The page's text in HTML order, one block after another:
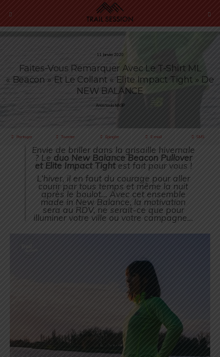
11 Janvier 2020
Faites-Vous Remarquer Avec Le T-Shirt ML
« Beacon » Et Le Collant « Elite Impact Tight » De
NEW BALANCE
Anastasiia MASIP
Partager Tweeter Épingler E-mail SMS
Envie de briller dans la grisaille hivernale
? Le duo New Balance Beacon Pullover
et Elite Impact Tightest fait pour vous !
L’hiver, il en faut du courage pour aller
courir par tous temps et même la nuit
après le boulot… Avec cet ensemble
made in New Balance, la motivation
sera au RDV, ne serait-ce que pour
illuminer votre ville ou votre campagne…